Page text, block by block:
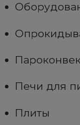
Печи для
Плиты